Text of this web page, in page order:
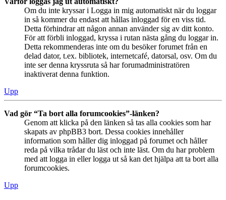
Om du inte kryssar i Logga in mig automatiskt när du loggar
in så kommer du endast att hållas inloggad för en viss tid.
Detta förhindrar att någon annan använder sig av ditt konto.
För att förbli inloggad, kryssa i rutan nästa gång du loggar in.
Detta rekommenderas inte om du besöker forumet från en
delad dator, t.ex. bibliotek, internetcafé, datorsal, osv. Om du
inte ser denna kryssruta så har forumadministratören
inaktiverat denna funktion.
Upp
Vad gör “Ta bort alla forumcookies”-länken?
Genom att klicka på den länken så tas alla cookies som har
skapats av phpBB3 bort. Dessa cookies innehåller
information som håller dig inloggad på forumet och håller
reda på vilka trådar du läst och inte läst. Om du har problem
med att logga in eller logga ut så kan det hjälpa att ta bort alla
forumcookies.
Upp